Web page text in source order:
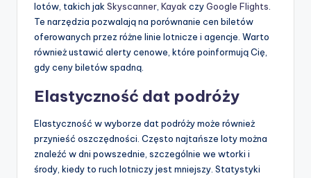
lotów, takich jak Skyscanner Kayak czyGoogle Flights
Te narzędzia pozwalają na porównanie cen biletów
oferowanych przez różne linie lotnicze i agencje. Warto
również ustawić alerty cenowe, które poinformują Cię,
gdy ceny biletów spadną.
Elastyczność dat podróży
Elastyczność w wyborze dat podróży może również
przynieść oszczędności. Często najtańsze loty można
znaleźć w dni powszednie, szczególnie we wtorki i
środy, kiedy to ruch lotniczy jest mniejszy. Statystyki